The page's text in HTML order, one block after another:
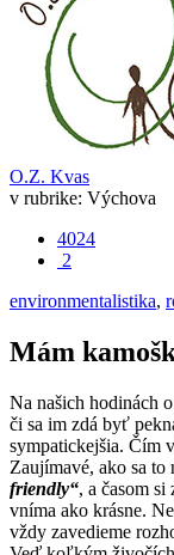
O.Z. Kvas
v rubrike: Výchova
4024
2
environmentalistika,
Mám
Na našich hodinách
či sa im zdá byť
sympatickejšia. Čím
Zaujímavé, ako sa
friendly“, a časom si
vníma ako krásne.
vždy zavedieme